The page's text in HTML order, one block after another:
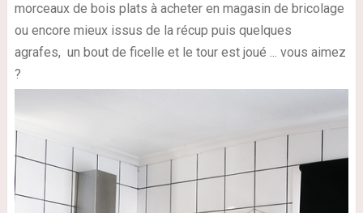
morceaux de bois plats à acheter en magasin de bricolage
ou encore mieux issus de la récup puis quelques
agrafes, un bout de ficelle et le tour est joué ... vous aimez
?